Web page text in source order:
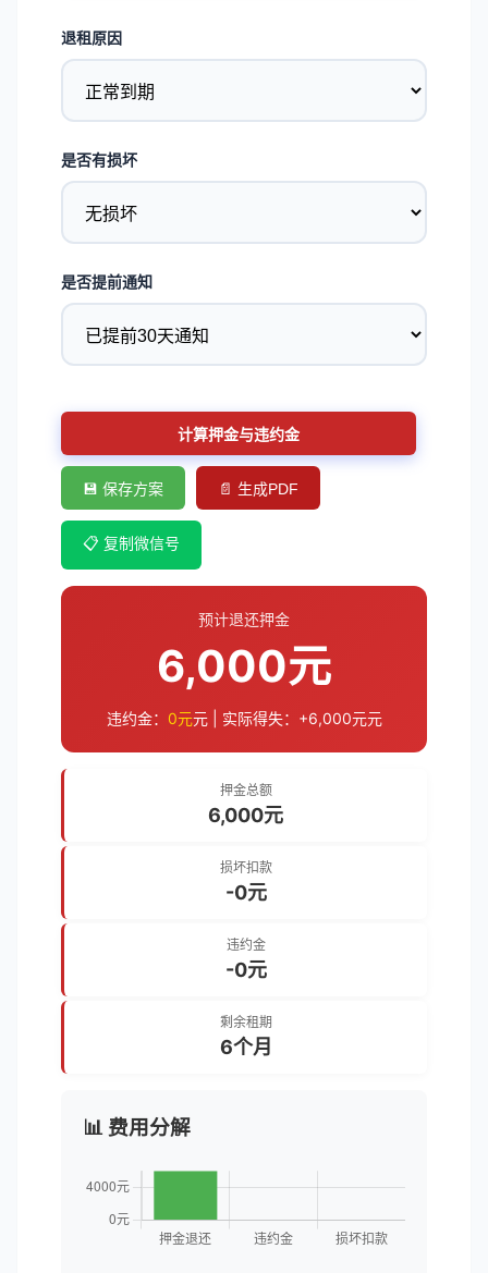
退租原因
是否有损坏
是否提前通知
计算押金与违约金
💾 保存方案 📄 生成PDF
📋 复制微信号
预计退还押金
6,000元
违约金： 0元元 | 实际得失： +6,000元元
押金总额
6,000元
损坏扣款
-0元
违约金
-0元
剩余租期
6个月
📊 费用分解